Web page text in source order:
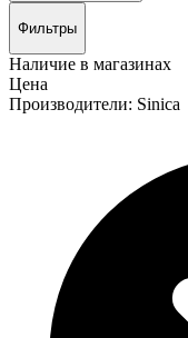
Фильтры
Наличие в магазинах
Цена
Производители: Sinica